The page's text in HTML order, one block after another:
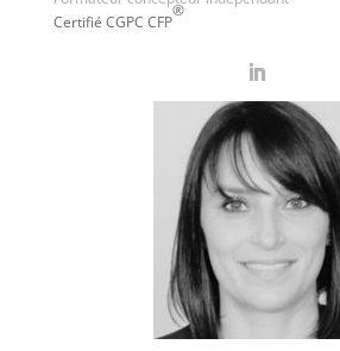
Certifié CGPC CFP
®